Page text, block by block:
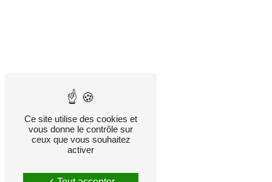
Ce site utilise des cookies et
vous donne le contrôle sur
ceux que vous souhaitez
activer